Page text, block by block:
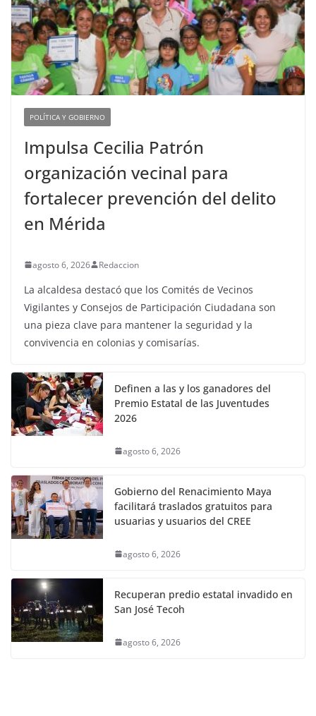
POLÍTICA Y GOBIERNO
Impulsa Cecilia Patrón
organización vecinal para
fortalecer prevención del delito
en Mérida
agosto 6, 2026 Redaccion
La alcaldesa destacó que los Comités de Vecinos
Vigilantes y Consejos de Participación Ciudadana son
una pieza clave para mantener la seguridad y la
convivencia en colonias y comisarías.
Definen a las y los ganadores del
Premio Estatal de las Juventudes
2026
agosto 6, 2026
Gobierno del Renacimiento Maya
facilitará traslados gratuitos para
usuarias y usuarios del CREE
agosto 6, 2026
Recuperan predio estatal invadido en
San José Tecoh
agosto 6, 2026